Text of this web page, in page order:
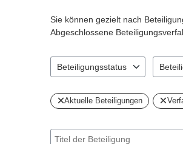
Sie können gezielt nach
Abgeschlossene
Beteiligungsstatus
Aktuelle Beteiligungen
Suche nach Beteiligung